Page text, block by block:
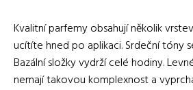
Kvalitní parfemy obsahují několik
ucítíte hned po aplikaci. Srdeční tóny
Bazální složky vydrží celé hodiny.
nemají takovou komplexnost a